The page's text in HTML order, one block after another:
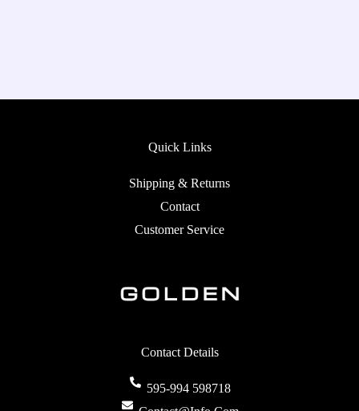
Contact Details
595-994 598718
Quick Links
Shipping & Returns
Contact
Customer Service